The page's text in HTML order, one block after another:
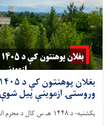
وروستۍ ازموینې پیل
یکشنبه- د ۱۴۴۸ هـ س کال د محرم الحرام میاشتې ۱۲مه نېټه